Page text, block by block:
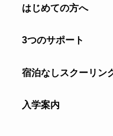
はじめての方へ
3つのサポート
宿泊なしスクーリン
入学案内